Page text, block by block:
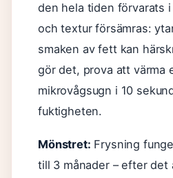
den hela tiden förvarats
och textur försämras:
smaken av fett kan
gör det, prova att värma
mikrovågsugn i 10
fuktigheten.
Mönstret: Frysning
till 3 månader – efter det